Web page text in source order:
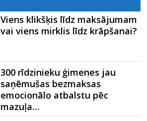
Viens klikšķis līdz maksājumam
vai viens mirklis līdz krāpšanai?
300 rīdzinieku ģimenes jau
saņēmušas bezmaksas
emocionālo atbalstu pēc
mazuļa…